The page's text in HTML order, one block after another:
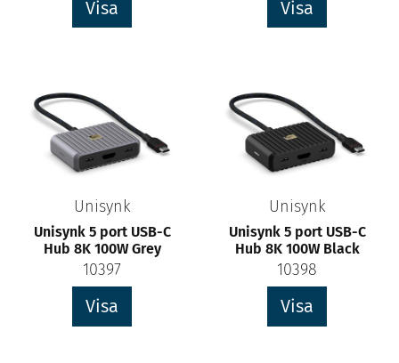
Visa Visa
Unisynk
Unisynk 5 port USB-C
Hub 8K 100W Grey
10397
Visa
Unisynk
Unisynk 5 port USB-C
Hub 8K 100W Black
10398
Visa